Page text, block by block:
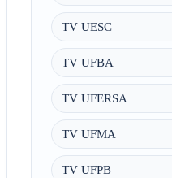
TV UESC
TV UFBA
TV UFERSA
TV UFMA
TV UFPB